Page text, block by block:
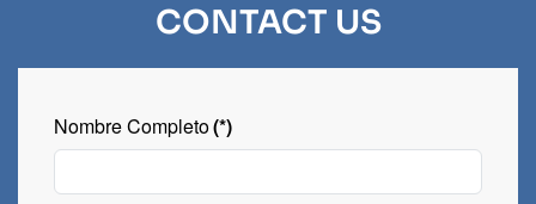
CONTACT US
Nombre Completo(*)